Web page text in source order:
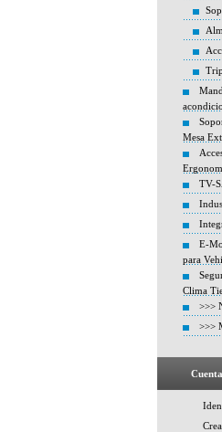
Mesa
TV-
E-
para
Clima
>>>
>>>
Cuenta